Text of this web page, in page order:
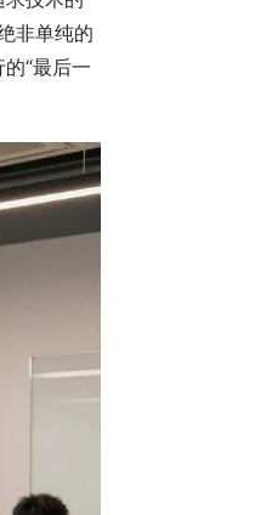
非单纯的
“最后一